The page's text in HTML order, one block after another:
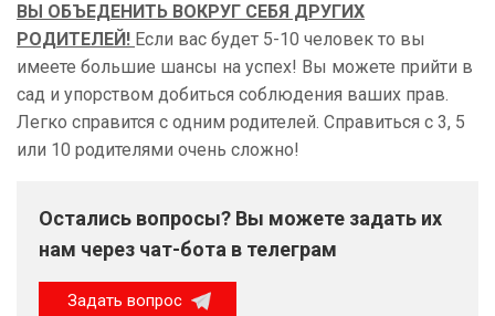
ВЫ ОБЪЕДЕНИТЬ ВОКРУГ СЕБЯ ДРУГИХ
РОДИТЕЛЕЙ! Если вас будет 5-10 человек то вы
имеете большие шансы на успех! Вы можете прийти в
сад и упорством добиться соблюдения ваших прав.
Легко справится с одним родителей. Справиться с 3, 5
или 10 родителями очень сложно!
Остались вопросы? Вы можете задать их
нам через чат-бота в телеграм
Задать вопрос